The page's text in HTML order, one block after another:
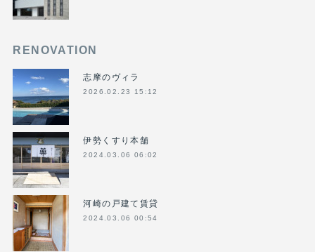
RENOVATION
志摩のヴィラ
2026.02.23 15:12
伊勢くすり本舗
2024.03.06 06:02
河崎の戸建て賃貸
2024.03.06 00:54